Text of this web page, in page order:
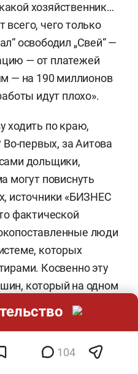
хозяйственник…
чего только
освободил „Свей“ —
— от платежей
— на 190 миллионов
идут плохо».
ходить по краю,
Во-первых, за Аитова
дольщики,
могут повиснуть
источники «БИЗНЕС
фактической
люди
которых
Косвенно эту
который на одном
что по «Свею»
чиновники
104